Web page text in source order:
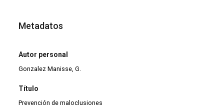
Metadatos
Autor personal
Gonzalez Manisse, G.
Título
Prevención de maloclusiones